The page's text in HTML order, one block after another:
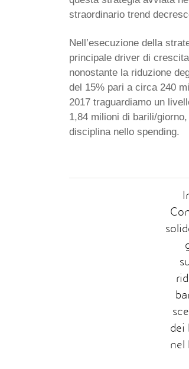
straordinario trend
Nell’esecuzione della
principale driver di
nonostante la riduzione
del 15% pari a circa 240
2017 traguardiamo un
1,84 milioni di barili/
disciplina nello spending.
dei
nel